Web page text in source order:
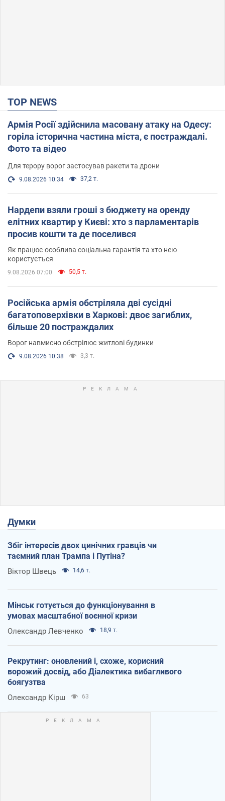
TOP NEWS
Армія Росії здійснила масовану атаку на Одесу:
горіла історична частина міста, є постраждалі.
Фото та відео
Для терору ворог застосував ракети та дрони
9.08.2026 10:34 37,2 т.
Нардепи взяли гроші з бюджету на оренду
елітних квартир у Києві: хто з парламентарів
просив кошти та де поселився
Як працює особлива соціальна гарантія та хто нею
користується
9.08.2026 07:00 50,5 т.
Російська армія обстріляла дві сусідні
багатоповерхівки в Харкові: двоє загиблих,
більше 20 постраждалих
Ворог навмисно обстрілює житлові будинки
9.08.2026 10:38 3,3 т.
Думки
Збіг інтересів двох цинічних гравців чи
таємний план Трампа і Путіна?
Віктор Швець 14,6 т.
Мінськ готується до функціонування в
умовах масштабної воєнної кризи
Олександр Левченко 18,9 т.
Рекрутинг: оновлений і, схоже, корисний
ворожий досвід, або Діалектика вибагливого
боягузтва
Олександр Кірш 63